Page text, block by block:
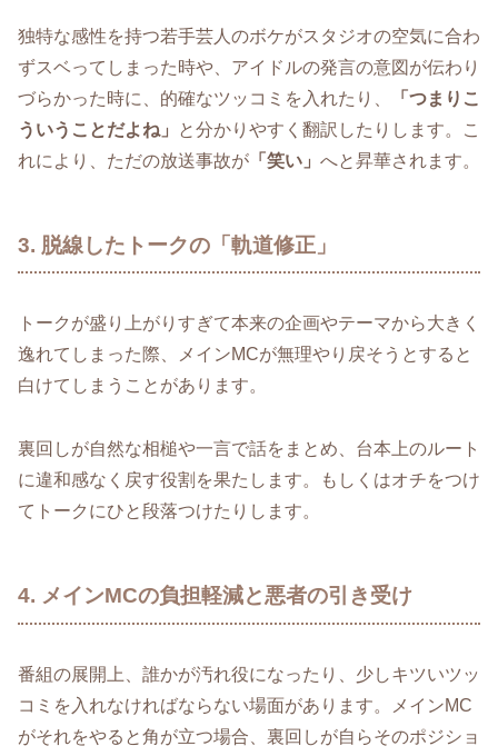
独特な感性を持つ若手芸人のボケがスタジオの空気に合わ
ずスベってしまった時や、アイドルの発言の意図が伝わり
づらかった時に、的確なツッコミを入れたり、
「つまりこ
ういうことだよね」
と分かりやすく翻訳したりします。こ
れにより、ただの放送事故が 「笑い」 へと昇華されます。
3. 脱線したトークの「軌道修正」
トークが盛り上がりすぎて本来の企画やテーマから大きく
逸れてしまった際、メインMCが無理やり戻そうとすると
白けてしまうことがあります。
裏回しが自然な相槌や一言で話をまとめ、台本上のルート
に違和感なく戻す役割を果たします。もしくはオチをつけ
てトークにひと段落つけたりします。
4. メインMCの負担軽減と悪者の引き受け
番組の展開上、誰かが汚れ役になったり、少しキツいツッ
コミを入れなければならない場面があります。メインMC
がそれをやると角が立つ場合、裏回しが自らそのポジショ